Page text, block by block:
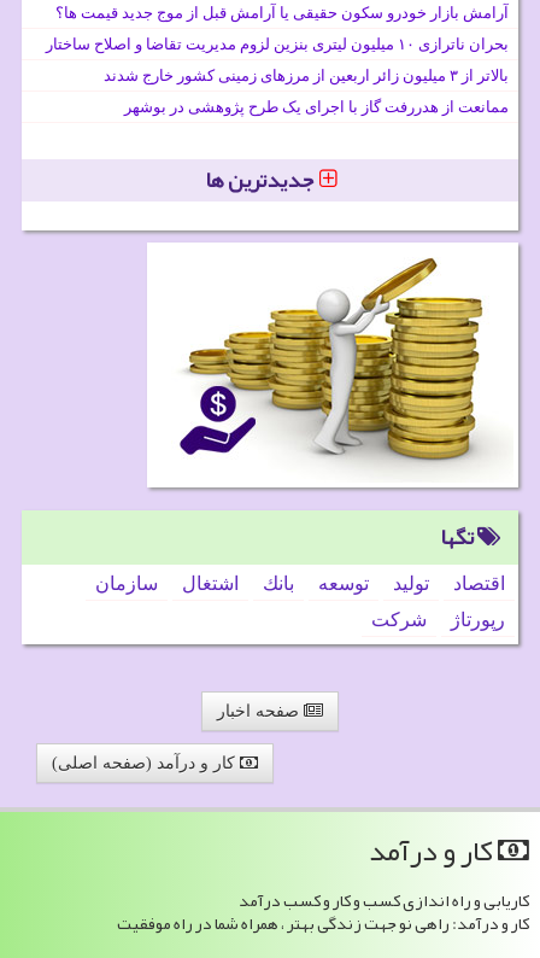
آرامش بازار خودرو سکون حقیقی یا آرامش قبل از موج جدید قیمت ها؟
بحران ناترازی ۱۰ میلیون لیتری بنزین لزوم مدیریت تقاضا و اصلاح ساختار
بالاتر از ۳ میلیون زائر اربعین از مرزهای زمینی کشور خارج شدند
ممانعت از هدررفت گاز با اجرای یک طرح پژوهشی در بوشهر
جدیدترین ها
تگها
اقتصاد تولید توسعه بانك اشتغال
سازمان
رپورتاژ
شركت
صفحه اخبار
کار و درآمد (صفحه اصلی)
كار و درآمد
کاریابی و راه اندازی کسب و کار و کسب درآمد
کار و درآمد: راهی نو جهت زندگی بهتر ، همراه شما در راه موفقیت